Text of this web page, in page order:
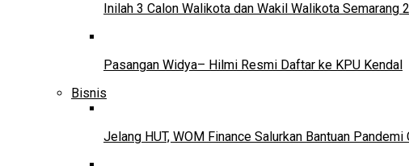
Inilah 3 Calon Walikota dan Wakil Walikota Semarang
Pasangan Widya– Hilmi Resmi Daftar ke KPU Kendal
Bisnis
Jelang HUT, WOM Finance Salurkan Bantuan